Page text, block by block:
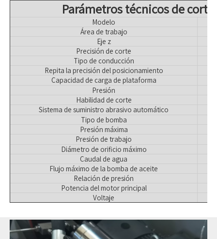
Parámetros técnicos de
Modelo
Área de trabajo
Eje z
Precisión de corte
Tipo de conducción
Repita la precisión del posicionamiento
Capacidad de carga de plataforma
Presión
Habilidad de corte
Sistema de suministro abrasivo automático
Tipo de bomba
Presión máxima
Presión de trabajo
Diámetro de orificio máximo
Caudal de agua
Flujo máximo de la bomba de aceite
Relación de presión
Potencia del motor principal
Voltaje